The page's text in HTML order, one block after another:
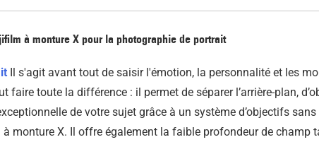
à monture X pour la photographie de portrait
Il s'agit avant tout de saisir l'émotion, la personnalité et les
faire toute la différence : il permet de séparer l’arrière-plan,
de votre sujet grâce à un système d’objectifs
monture X. Il offre également la faible profondeur de champ